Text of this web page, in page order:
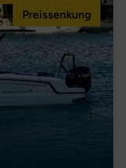
Preissenkung